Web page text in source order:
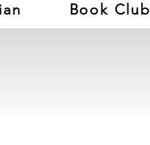
Book Club